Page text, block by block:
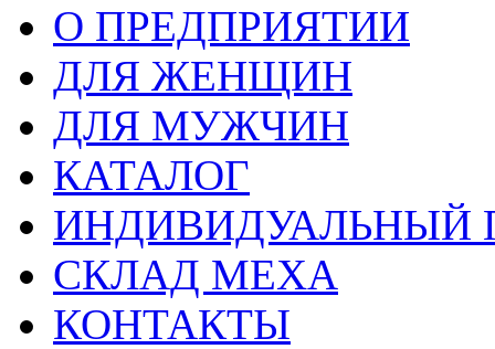
О ПРЕДПРИЯТИИ
ДЛЯ ЖЕНЩИН
ДЛЯ МУЖЧИН
КАТАЛОГ
ИНДИВИДУАЛЬНЫЙ
СКЛАД МЕХА
КОНТАКТЫ